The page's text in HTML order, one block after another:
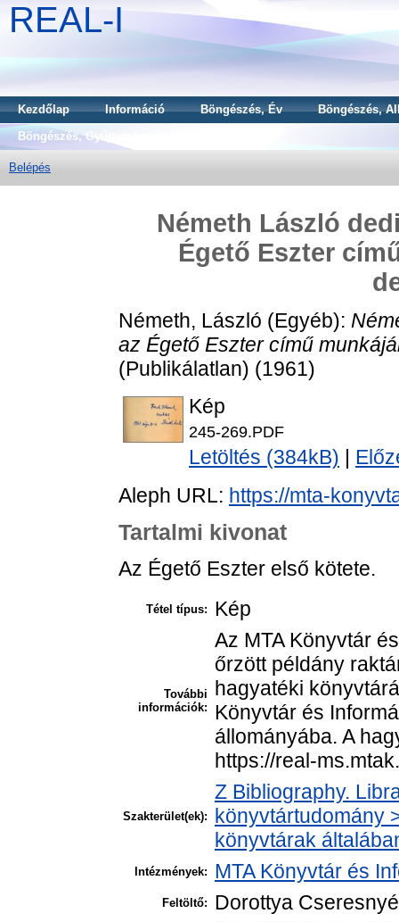
REAL-I
Kezdőlap Információ Böngészés, Év
Böngészés,
Böngészés, Gyűjtemény
Belépés
Németh László
Égető Eszter
Németh, László (Egyéb):
az Égető Eszter című
(Publikálatlan) (1961)
Kép
245-269.PDF
Letöltés (384kB)
Aleph URL: https://mta-
Tartalmi kivonat
Az Égető Eszter első kötete.
Tétel típus: Kép
További
információk:
Az MTA Könyvtár
őrzött példány
hagyatéki
Könyvtár és
állományába. A
https://real-
Szakterület(ek):
Z Bibliography.
könyvtártudomány
könyvtárak
Intézmények: MTA Könyvtár és
Feltöltő: Dorottya